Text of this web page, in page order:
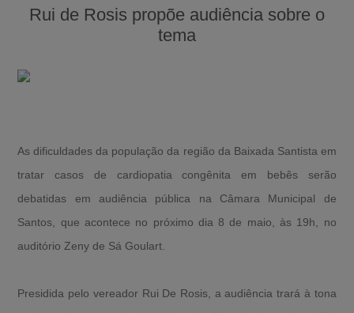
Rui de Rosis propõe audiência sobre o
tema
As dificuldades da população da região da Baixada Santista em
tratar casos de cardiopatia congênita em bebês serão
debatidas em audiência pública na Câmara Municipal de
Santos, que acontece no próximo dia 8 de maio, às 19h, no
auditório Zeny de Sá Goulart.
Presidida pelo vereador Rui De Rosis, a audiência trará à tona